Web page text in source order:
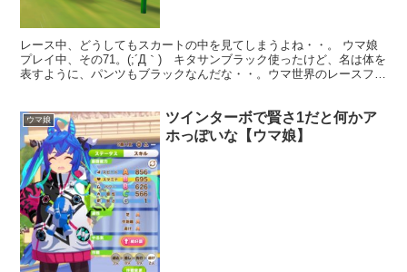
レース中、どうしてもスカートの中を見てしまうよね・・。 ウマ娘
プレイ中、その71。(;´Д｀) キタサンブラック使ったけど、名は体を
表すように、パンツもブラックなんだな・・。ウマ世界のレースファ
ウマ娘
ツインターボで賢さ1だと何かア
ホっぽいな【ウマ娘】